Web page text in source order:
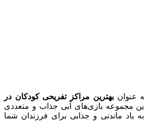
عنوانبهترین مراکز تفریحی کودکان در
مجموعه بازی‌های آبی جذاب و متعددی
یاد ماندنی و جذابی برای فرزندان شما